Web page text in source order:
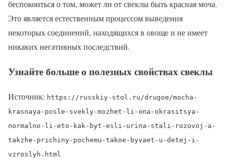
беспокоиться о том, может ли от свеклы быть красная моча.
Это является естественным процессом выведения
некоторых соединений, находящихся в овоще и не имеет
никаких негативных последствий.
Узнайте больше о полезных свойствах свеклы
Источник: https://russkiy-stol.ru/drugoe/mocha-
krasnaya-posle-svekly-mozhet-li-ona-okrasitsya-
normalno-li-eto-kak-byt-esli-urina-stali-rozovoj-a-
takzhe-prichiny-pochemu-takoe-byvaet-u-detej-i-
vzroslyh.html